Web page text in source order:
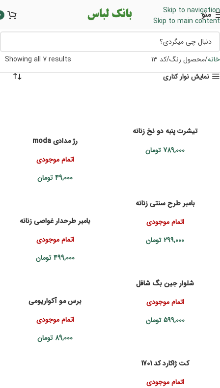
Skip to navigation
Skip to main content
منو
خانه محصول رنگ کد 13
Showing all 7 results
نمایش نوار کناری
تیشرت پنبه دو نخ زنانه
789,000 تومان
رژ مدادی moda
اتمام موجودی
49,000 تومان
بامبر طرح سنتی زنانه
اتمام موجودی
299,000 تومان
بامبر طرحدار غواصی زنانه
اتمام موجودی
499,000 تومان
شلوار جین بگ شافل
اتمام موجودی
599,000 تومان
برس مو آکواریومی
اتمام موجودی
89,000 تومان
کت ژاکارد کد 1701
اتمام موجودی